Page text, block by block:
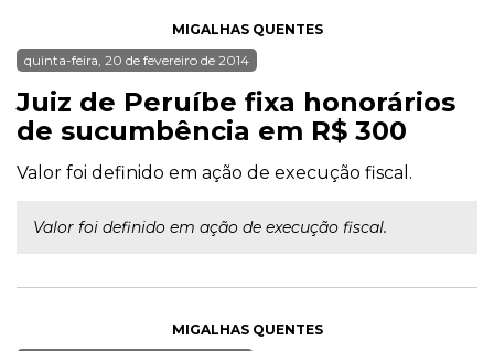
MIGALHAS QUENTES
quinta-feira, 20 de fevereiro de 2014
Juiz de Peruíbe fixa honorários
de sucumbência em R$ 300
Valor foi definido em ação de execução fiscal.
Valor foi definido em ação de execução fiscal.
MIGALHAS QUENTES